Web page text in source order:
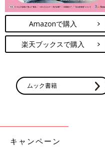
Amazonで購入
楽天ブックスで購入
ムック書籍
キャンペーン